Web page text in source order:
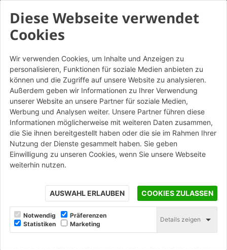
Diese Webseite verwendet
Cookies
Wir verwenden Cookies, um Inhalte und Anzeigen zu
personalisieren, Funktionen für soziale Medien anbieten zu
können und die Zugriffe auf unsere Website zu analysieren.
Außerdem geben wir Informationen zu Ihrer Verwendung
unserer Website an unsere Partner für soziale Medien,
Werbung und Analysen weiter. Unsere Partner führen diese
Informationen möglicherweise mit weiteren Daten zusammen,
die Sie ihnen bereitgestellt haben oder die sie im Rahmen Ihrer
Nutzung der Dienste gesammelt haben. Sie geben
Einwilligung zu unseren Cookies, wenn Sie unsere Webseite
weiterhin nutzen.
AUSWAHL ERLAUBEN COOKIES ZULASSEN
Notwendig
Präferenzen
Statistiken
Marketing
Details zeigen